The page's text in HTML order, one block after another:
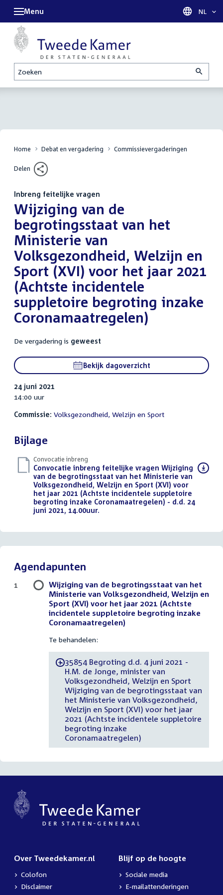
Zoeken
Menu Taal
NL
Home Debat en vergadering Commissievergaderingen
Delen
Inbreng feitelijke vragen
:Wijziging van de
begrotingsstaat van het
Ministerie van
Volksgezondheid, Welzijn en
Sport (XVI) voor het jaar 2021
(Achtste incidentele
suppletoire begroting inzake
Coronamaatregelen)
De vergadering is geweest
Bekijk dagoverzicht
24 juni 2021
14:00 uur
Commissie: Volksgezondheid, Welzijn en Sport
Bijlage
Convocatie inbreng
Download
bestand:
Convocatie inbreng feitelijke vragen Wijziging
van de begrotingsstaat van het Ministerie van
Volksgezondheid, Welzijn en Sport (XVI) voor
het jaar 2021 (Achtste incidentele suppletoire
begroting inzake Coronamaatregelen) - d.d. 24
juni 2021, 14.00uur.
Agendapunten
Wijziging van de begrotingsstaat van het
Ministerie van Volksgezondheid, Welzijn en
Sport (XVI) voor het jaar 2021 (Achtste
incidentele suppletoire begroting inzake
Coronamaatregelen)
Te behandelen:
-35854 Begroting d.d. 4 juni 2021 -
H.M. de Jonge, minister van
Volksgezondheid, Welzijn en Sport
Wijziging van de begrotingsstaat van
het Ministerie van Volksgezondheid,
Welzijn en Sport (XVI) voor het jaar
2021 (Achtste incidentele suppletoire
begroting inzake
Coronamaatregelen)
1
Over Tweedekamer.nl
Colofon
Disclaimer
Blijf op de hoogte
Sociale media
E-mailattenderingen